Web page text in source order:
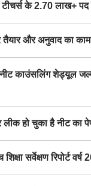
के 2.70 लाख+ पद
और अनुवाद का
काउंसलिंग शेड्यूल जल्द,
हो चुका है नीट का
सर्वेक्षण रिपोर्ट